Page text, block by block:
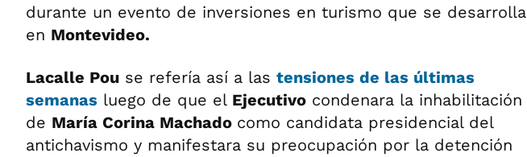
durante un evento de inversiones en turismo que se desarrolla
en Montevideo.
Lacalle Pou se refería así a las tensiones de las últimas
semanas luego de que el Ejecutivo condenara la inhabilitación
de María Corina Machado como candidata presidencial del
antichavismo y manifestara su preocupación por la detención